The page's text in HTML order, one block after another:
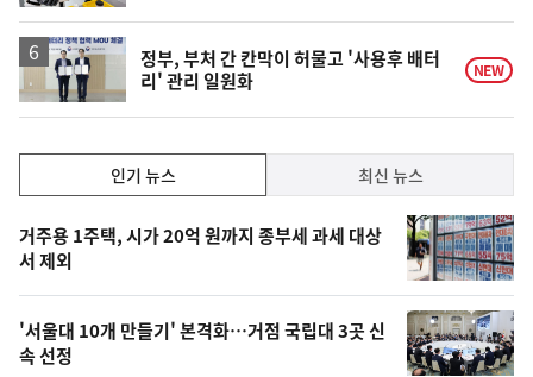
정부, 부처 간 칸막이 허물고 '사용후 배터
리' 관리 일원화
NEW
기,
최
신,
오
늘
인기 뉴스 최신 뉴스
기
뉴
스
거주용 1주택, 시가 20억 원까지 종부세 과세 대상
서 제외
'서울대 10개 만들기' 본격화…거점 국립대 3곳 신
속 선정